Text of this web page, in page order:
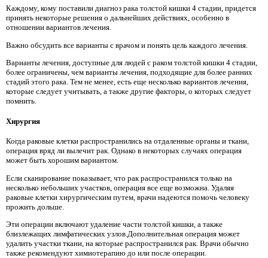
Каждому, кому поставили диагноз рака толстой кишки 4 стадии, придется
принять некоторые решения о дальнейших действиях, особенно в
отношении вариантов лечения.
Важно обсудить все варианты с врачом и понять цель каждого лечения.
Варианты лечения, доступные для людей с раком толстой кишки 4 стадии,
более ограничены, чем варианты лечения, подходящие для более ранних
стадий этого рака. Тем не менее, есть еще несколько вариантов лечения,
которые следует учитывать, а также другие факторы, о которых следует
помнить.
Хирургия
Когда раковые клетки распространились на отдаленные органы и ткани,
операция вряд ли вылечит рак. Однако в некоторых случаях операция
может быть хорошим вариантом.
Если сканирование показывает, что рак распространился только на
несколько небольших участков, операция все еще возможна. Удаляя
раковые клетки хирургическим путем, врачи надеются помочь человеку
прожить дольше.
Эти операции включают удаление части толстой кишки, а также
близлежащих лимфатических узлов.Дополнительная операция может
удалить участки ткани, на которые распространился рак. Врачи обычно
также рекомендуют химиотерапию до или после операции.